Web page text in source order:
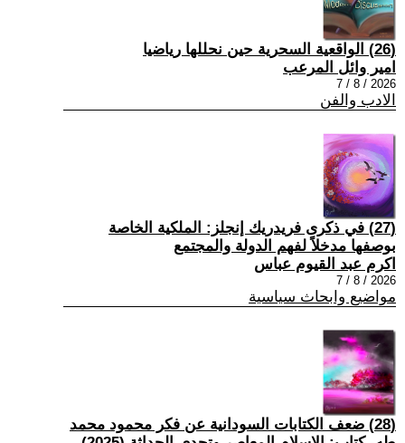
(26) الواقعية السحرية حين نحللها رياضيا
امير وائل المرعب
2026 / 8 / 7
الادب والفن
(27) في ذكرى فريدريك إنجلز: الملكية الخاصة
بوصفها مدخلاً لفهم الدولة والمجتمع
اكرم عبد القيوم عباس
2026 / 8 / 7
مواضيع وابحاث سياسية
(28) ضعف الكتابات السودانية عن فكر محمود محمد